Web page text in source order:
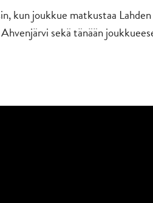
kun joukkue matkustaa
sekä tänään